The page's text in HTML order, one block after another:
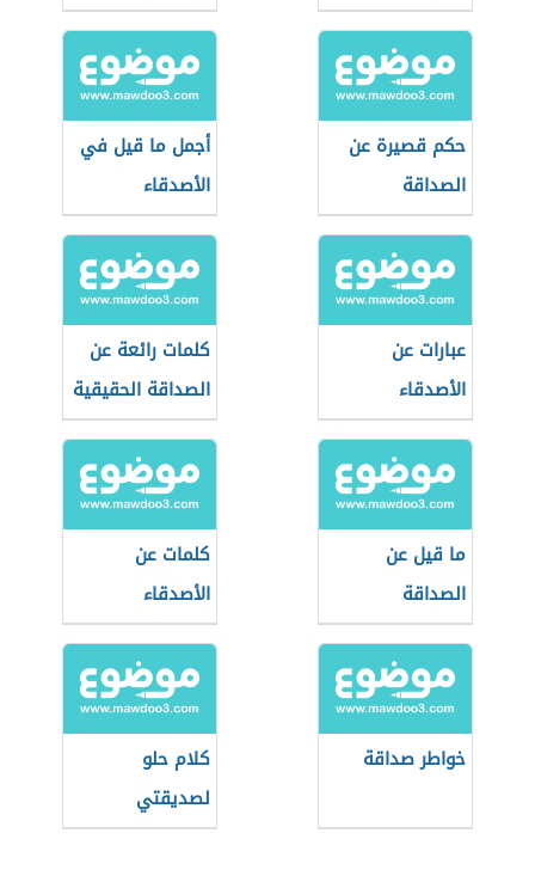
حكم قصيرة عن
الصداقة
أجمل ما قيل في
الأصدقاء
عبارات عن
الأصدقاء
كلمات رائعة عن
الصداقة الحقيقية
ما قيل عن
الصداقة
كلمات عن
الأصدقاء
خواطر صداقة
كلام حلو
لصديقتي